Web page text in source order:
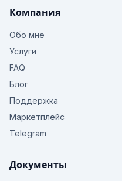
Компания
Обо мне
Услуги
FAQ
Блог
Поддержка
Маркетплейс
Telegram
Документы